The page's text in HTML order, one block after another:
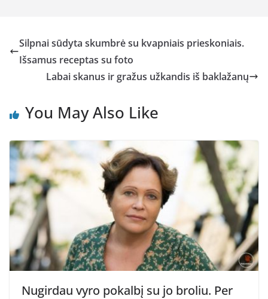
Silpnai sūdyta skumbrė su kvapniais prieskoniais.
Išsamus receptas su foto
Labai skanus ir gražus užkandis iš baklažanų
You May Also Like
Nugirdau vyro pokalbį su jo broliu. Per